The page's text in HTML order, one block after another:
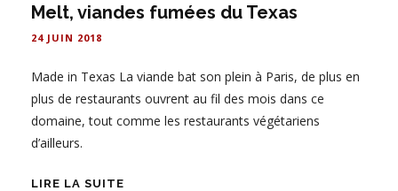
Melt, viandes fumées du Texas
24 JUIN 2018
Made in Texas La viande bat son plein à Paris, de plus en
plus de restaurants ouvrent au fil des mois dans ce
domaine, tout comme les restaurants végétariens
d’ailleurs.
LIRE LA SUITE